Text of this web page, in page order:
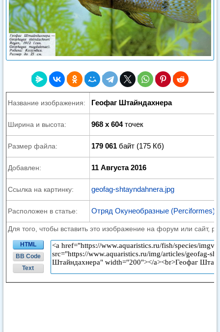
Название изображения: Геофаг Штайндахнера
Ширина и высота: 968 x 604точек
Размер файла: 179 061 байт (175 Кб)
Добавлен: 11 Августа 2016
Ссылка на картинку: geofag-shtayndahnera.jpg
Расположен в статье: Отряд Окунеобразные (Perciformes)
Для того, чтобы вставить это изображение на форум или сайт,
HTML
BB Code
Text